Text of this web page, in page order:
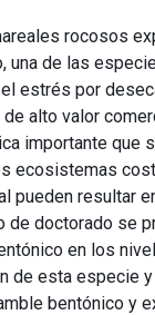
rocosos
una de las
estrés por
alto valor
importante que
ecosistemas
pueden resultar
doctorado se
en los
de esta especie
bentónico y